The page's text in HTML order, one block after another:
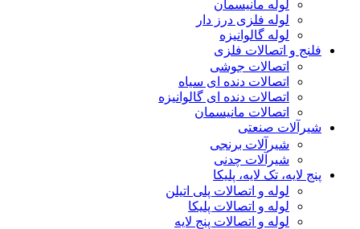
لوله مانیسمان
لوله فلزی درز دار
لوله گالوانیزه
فلنج و اتصالات فلزی
اتصالات جوشی
اتصالات دنده ای سیاه
اتصالات دنده ای گالوانیزه
اتصالات مانیسمان
شیرآلات صنعتی
شیرآلات برنجی
شیرآلات چدنی
پنج لایه، تک لایه، پلیکا
لوله و اتصالات پلی اتیلن
لوله و اتصالات پلیکا
لوله و اتصالات پنج لایه